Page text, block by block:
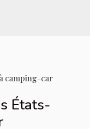
camping-car
États-